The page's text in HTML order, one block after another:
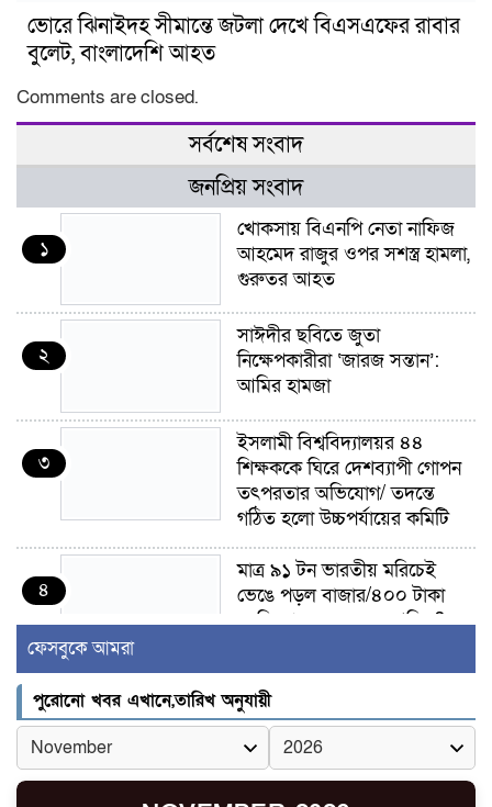
ভোরে ঝিনাইদহ সীমান্তে জটলা দেখে বিএসএফের রাবার
বুলেট, বাংলাদেশি আহত
Comments are closed.
সর্বশেষ সংবাদ
জনপ্রিয় সংবাদ
১
খোকসায় বিএনপি নেতা নাফিজ
আহমেদ রাজুর ওপর সশস্ত্র হামলা,
গুরুতর আহত
২
সাঈদীর ছবিতে জুতা
নিক্ষেপকারীরা ‘জারজ সন্তান’:
আমির হামজা
৩
ইসলামী বিশ্ববিদ্যালয়র ৪৪
শিক্ষককে ঘিরে দেশব্যাপী গোপন
তৎপরতার অভিযোগ/ তদন্তে
গঠিত হলো উচ্চপর্যায়ের কমিটি
৪
মাত্র ৯১ টন ভারতীয় মরিচেই
ভেঙে পড়ল বাজার/৪০০ টাকা
কেজি দাম কে ধরে রেখেছিল?
৫
জুলাই আন্দোলন ছিল সম্মিলিত,
লক্ষ্য হওয়া উচিত ঐক্য ও
রাষ্ট্রগঠন
ভোরে ঝিনাইদহ সীমান্তে জটলা
ফেসবুকে আমরা
পুরোনো খবর এখানে,তারিখ অনুযায়ী